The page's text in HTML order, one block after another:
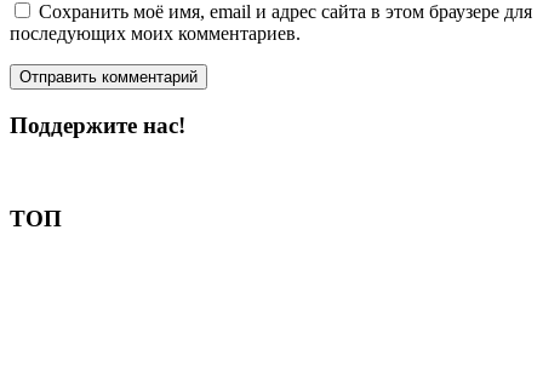
Сохранить моё имя, email и адрес сайта в этом браузере для
последующих моих комментариев.
Поддержите нас!
ТОП